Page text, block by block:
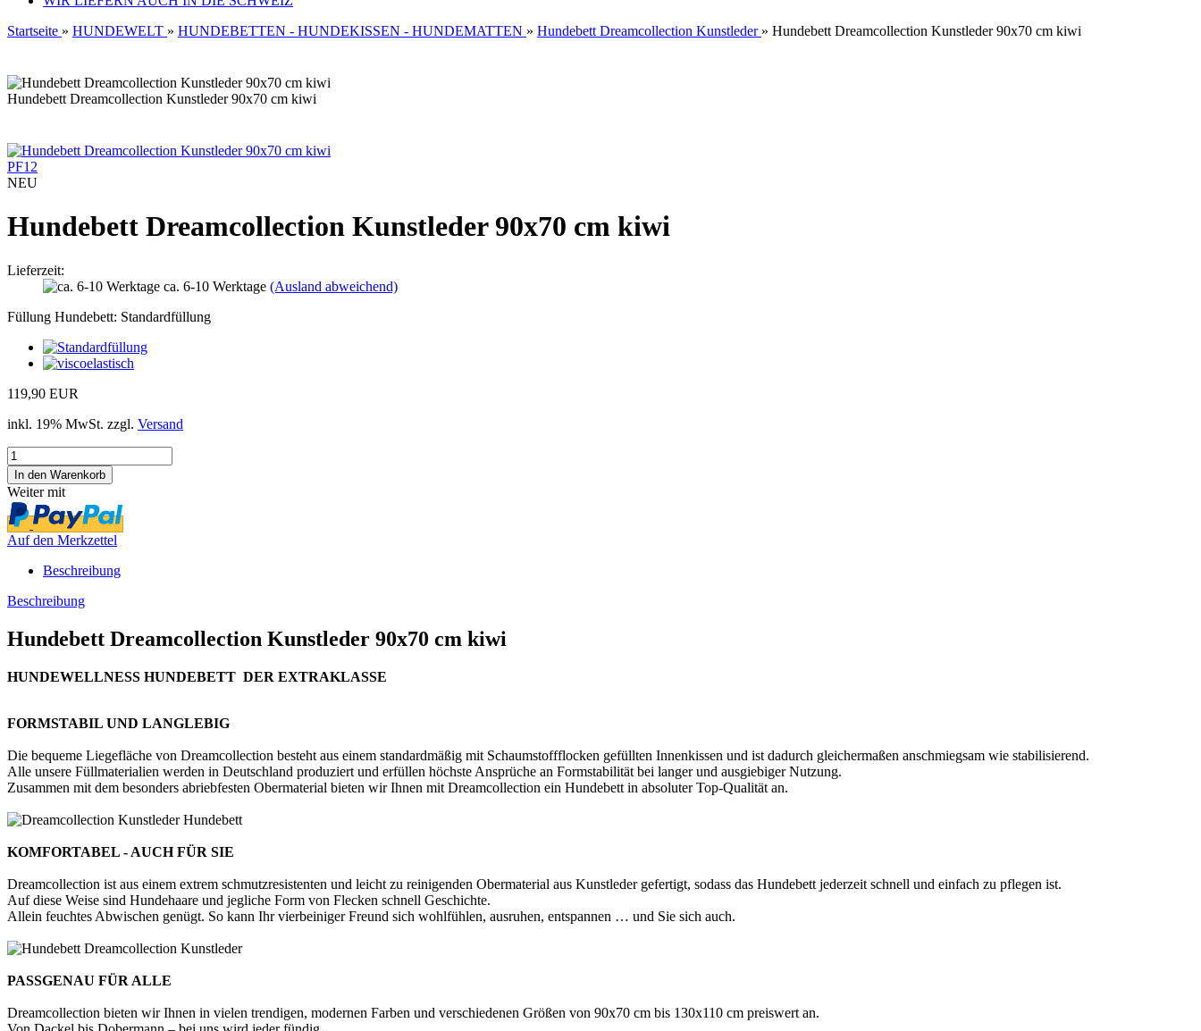
Startseite » HUNDEWELT » HUNDEBETTEN - HUNDEKISSEN - HUNDEMATTEN » Hundebett Dreamcollection Kunstleder » Hundebett Dreamcollection Kunstleder 90x70 cm kiwi
Hundebett Dreamcollection Kunstleder 90x70 cm kiwi
PF12
NEU
Hundebett Dreamcollection Kunstleder 90x70 cm kiwi
Lieferzeit:
ca. 6-10 Werktage (Ausland abweichend)
Füllung Hundebett: Standardfüllung
119,90 EUR
inkl. 19% MwSt. zzgl. Versand
Weiter mit
Auf den Merkzettel
Beschreibung
Beschreibung
Hundebett Dreamcollection Kunstleder 90x70 cm kiwi
HUNDEWELLNESS HUNDEBETT DER EXTRAKLASSE
FORMSTABIL UND LANGLEBIG
Die bequeme Liegefläche von Dreamcollection besteht aus einem standardmäßig mit Schaumstoffflocken gefüllten Innenkissen und ist dadurch gleichermaßen anschmiegsam wie stabilisierend.
Alle unsere Füllmaterialien werden in Deutschland produziert und erfüllen höchste Ansprüche an Formstabilität bei langer und ausgiebiger Nutzung.
Zusammen mit dem besonders abriebfesten Obermaterial bieten wir Ihnen mit Dreamcollection ein Hundebett in absoluter Top-Qualität an.
KOMFORTABEL - AUCH FÜR SIE
Dreamcollection ist aus einem extrem schmutzresistenten und leicht zu reinigenden Obermaterial aus Kunstleder gefertigt, sodass das Hundebett jederzeit schnell und einfach zu pflegen ist.
Auf diese Weise sind Hundehaare und jegliche Form von Flecken schnell Geschichte.
Allein feuchtes Abwischen genügt. So kann Ihr vierbeiniger Freund sich wohlfühlen, ausruhen, entspannen … und Sie sich auch.
PASSGENAU FÜR ALLE
Dreamcollection bieten wir Ihnen in vielen trendigen, modernen Farben und verschiedenen Größen von 90x70 cm bis 130x110 cm preiswert an.